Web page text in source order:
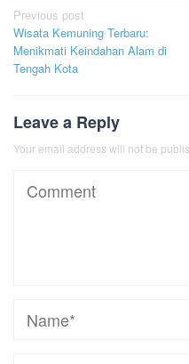
Post
navigation
Previous post
Wisata Kemuning Terbaru:
Menikmati Keindahan Alam di
Tengah Kota
Leave a Reply
Your email address will not be